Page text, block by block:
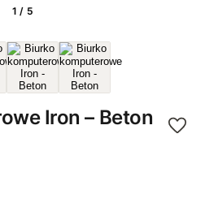
1 / 5
Iron – Beton